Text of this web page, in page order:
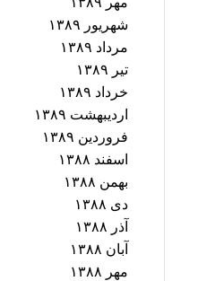
شهریور ۱۳۸۹
مرداد ۱۳۸۹
تیر ۱۳۸۹
خرداد ۱۳۸۹
اردیبهشت ۱۳۸۹
فروردین ۱۳۸۹
اسفند ۱۳۸۸
بهمن ۱۳۸۸
دی ۱۳۸۸
آذر ۱۳۸۸
آبان ۱۳۸۸
مهر ۱۳۸۸